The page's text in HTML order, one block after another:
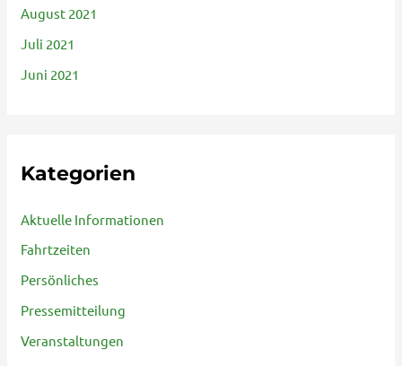
August 2021
Juli 2021
Juni 2021
Kategorien
Aktuelle Informationen
Fahrtzeiten
Persönliches
Pressemitteilung
Veranstaltungen